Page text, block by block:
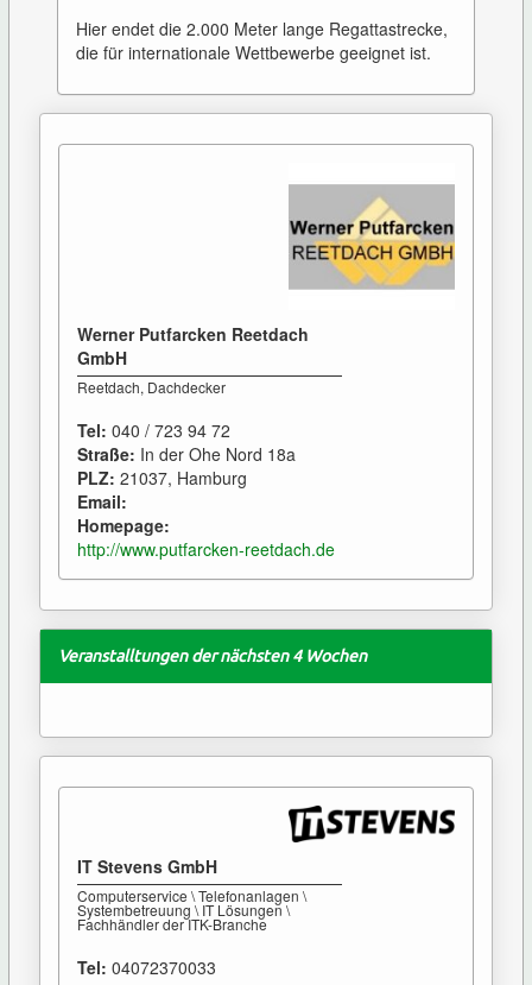
Hier endet die 2.000 Meter lange Regattastrecke,
die für internationale Wettbewerbe geeignet ist.
Werner Putfarcken Reetdach
GmbH
Reetdach, Dachdecker
Tel: 040 / 723 94 72
Straße: In der Ohe Nord 18a
PLZ: 21037, Hamburg
Email:
Homepage:
http://www.putfarcken-reetdach.de
Veranstalltungen der nächsten 4 Wochen
IT Stevens GmbH
Computerservice \ Telefonanlagen \
Systembetreuung \ IT Lösungen \
Fachhändler der ITK-Branche
Tel: 04072370033